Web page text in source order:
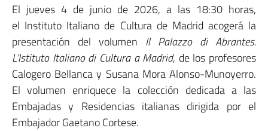
El jueves 4 de junio de 2026, a las 18:30 horas,
el Instituto Italiano de Cultura de Madrid acogerá la
presentación del volumen Il Palazzo di Abrantes.
L’Istituto Italiano di Cultura a Madrid, de los profesores
Calogero Bellanca y Susana Mora Alonso-Munoyerro.
El volumen enriquece la colección dedicada a las
Embajadas y Residencias italianas dirigida por el
Embajador Gaetano Cortese.